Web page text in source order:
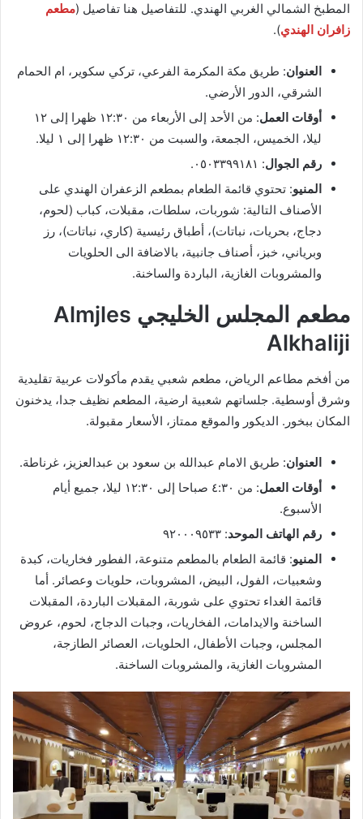
المطبخ الشمالي الغربي الهندي. للتفاصيل هنا تفاصيل (مطعم
زافران الهندي).
العنوان: طريق مكة المكرمة الفرعي، تركي سكوير، ام الحمام
الشرقي، الدور الأرضي.
أوقات العمل
: من الأحد إلى الأربعاء من ١٢:٣٠ ظهرا إلى ١٢
ليلا، الخميس، الجمعة، والسبت من ١٢:٣٠ ظهرا إلى ١ ليلا.
رقم الجوال: ٠٥٠٣٣٩٩١٨١.
المنيو: تحتوي قائمة الطعام بمطعم الزعفران الهندي على
الأصناف التالية: شوربات، سلطات، مقبلات، كباب (لحوم،
دجاج، بحريات، نباتات)، أطباق رئيسية (كاري، نباتات)، رز
وبرياني، خبز، أصناف جانبية، بالاضافة الى الحلويات
والمشروبات الغازية، الباردة والساخنة.
مطعم المجلس الخليجي Almjles
Alkhaliji
من أفخم مطاعم الرياض، مطعم شعبي يقدم مأكولات عربية تقليدية
وشرق أوسطية. جلساتهم شعبية ارضية، المطعم نظيف جدا، يدخنون
المكان ببخور. الديكور والموقع ممتاز، الأسعار مقبولة.
العنوان: طريق الامام عبدالله بن سعود بن عبدالعزيز، غرناطة.
أوقات العمل
: من ٤:٣٠ صباحا إلى ١٢:٣٠ ليلا، جميع أيام
الأسبوع.
رقم الهاتف الموحد: ٩٢٠٠٠٩٥٣٣
المنيو: قائمة الطعام بالمطعم متنوعة، الفطور فخاريات، كبدة
وشعبيات، الفول، البيض، المشروبات، حلويات وعصائر. أما
قائمة الغداء تحتوي على شوربة، المقبلات الباردة، المقبلات
الساخنة والايدامات، الفخاريات، وجبات الدجاج، لحوم، عروض
المجلس، وجبات الأطفال، الحلويات، العصائر الطازجة،
المشروبات الغازية، والمشروبات الساخنة.